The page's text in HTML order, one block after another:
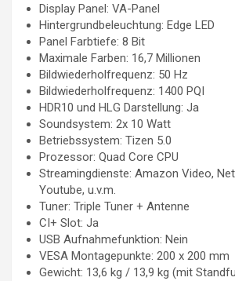
Display Panel: VA-Panel
Hintergrundbeleuchtung: Edge LED
Panel Farbtiefe: 8 Bit
Maximale Farben: 16,7 Millionen
Bildwiederholfrequenz: 50 Hz
Bildwiederholfrequenz: 1400 PQI
HDR10 und HLG Darstellung: Ja
Soundsystem: 2x 10 Watt
Betriebssystem: Tizen 5.0
Prozessor: Quad Core CPU
Streamingdienste: Amazon Video,
Youtube, u.v.m.
Tuner: Triple Tuner + Antenne
CI+ Slot: Ja
USB Aufnahmefunktion: Nein
VESA Montagepunkte: 200 x 200 mm
Gewicht: 13,6 kg / 13,9 kg (mit